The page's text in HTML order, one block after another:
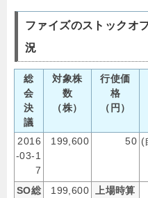
ファイズのストックオ
況
総
会
決
議
対象株
数
（株）
行使価
格
（円）
2016
-03-1
7
199,600 50 (
SO総
199,600
上場時算